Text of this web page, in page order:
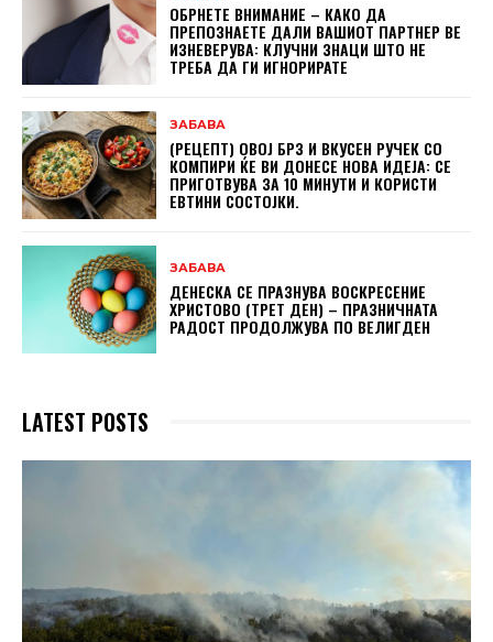
ОБРНЕТЕ ВНИМАНИЕ – КАКО ДА
ПРЕПОЗНАЕТЕ ДАЛИ ВАШИОТ ПАРТНЕР ВЕ
ИЗНЕВЕРУВА: КЛУЧНИ ЗНАЦИ ШТО НЕ
ТРЕБА ДА ГИ ИГНОРИРАТЕ
ЗАБАВА
(РЕЦЕПТ) ОВОЈ БРЗ И ВКУСЕН РУЧЕК СО
КОМПИРИ ЌЕ ВИ ДОНЕСЕ НОВА ИДЕЈА: СЕ
ПРИГОТВУВА ЗА 10 МИНУТИ И КОРИСТИ
ЕВТИНИ СОСТОЈКИ.
ЗАБАВА
ДЕНЕСКА СЕ ПРАЗНУВА ВОСКРЕСЕНИЕ
ХРИСТОВО (ТРЕТ ДЕН) – ПРАЗНИЧНАТА
РАДОСТ ПРОДОЛЖУВА ПО ВЕЛИГДЕН
LATEST POSTS